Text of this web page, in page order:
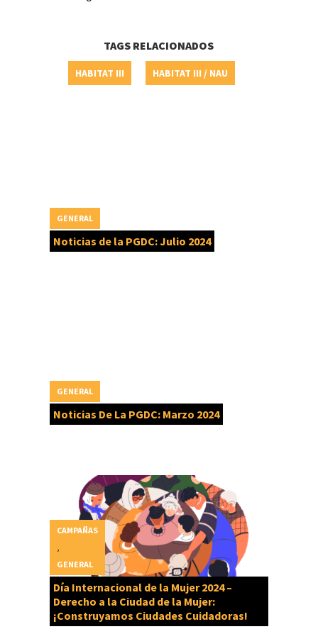
TAGS RELACIONADOS
HABITAT III HABITAT III / NAU
Noticias de la PGDC: Julio 2024
GENERAL
Noticias De La PGDC: Marzo 2024
GENERAL
Día Internacional de la Mujer 2024 –
Derecho a la Ciudad de la Mujer:
¡Construyamos Ciudades Cuidadoras!
CAMPAÑAS
GENERAL